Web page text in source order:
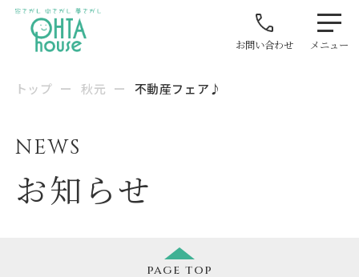
お問い合わせ メニュー
トップ ー 秋元 ー 不動産フェア♪
NEWS
お知らせ
page top